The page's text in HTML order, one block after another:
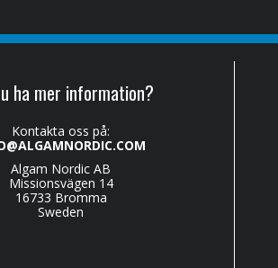
ha mer information?
Kontakta oss på:
Algam Nordic AB
Missionsvägen 14
16733 Bromma
Sweden